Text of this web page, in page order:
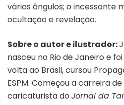
vários ângulos; o incessante
ocultação e revelação.
Sobre o autor e ilustrador:
nasceu no Rio de Janeiro e
volta ao Brasil, cursou
ESPM. Começou a carreira
caricaturista do Jornal da